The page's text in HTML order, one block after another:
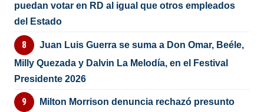
puedan votar en RD al igual que otros empleados
del Estado
Juan Luis Guerra se suma a Don Omar, Beéle,
Milly Quezada y Dalvin La Melodía, en el Festival
Presidente 2026
Milton Morrison denuncia rechazó presunto